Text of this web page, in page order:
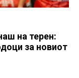
на терен:
за новиот